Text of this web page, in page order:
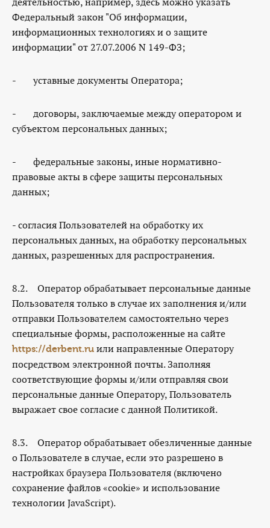
Федеральный закон "Об информации,
информационных технологиях и о защите
информации" от 27.07.2006 N 149-ФЗ;
- уставные документы Оператора;
- договоры, заключаемые между оператором и
субъектом персональных данных;
- федеральные законы, иные нормативно-
правовые акты в сфере защиты персональных
данных;
- согласия Пользователей на обработку их
персональных данных, на обработку персональных
данных, разрешенных для распространения.
8.2. Оператор обрабатывает персональные данные
Пользователя только в случае их заполнения и/или
отправки Пользователем самостоятельно через
специальные формы, расположенные на сайте
https://derbent.ru или направленные Оператору
посредством электронной почты. Заполняя
соответствующие формы и/или отправляя свои
персональные данные Оператору, Пользователь
выражает свое согласие с данной Политикой.
8.3. Оператор обрабатывает обезличенные данные
о Пользователе в случае, если это разрешено в
настройках браузера Пользователя (включено
сохранение файлов «cookie» и использование
технологии JavaScript).